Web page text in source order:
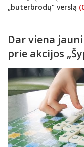
„buterbrodų“ verslą
Dar viena
prie akcijos